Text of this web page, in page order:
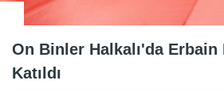
On Binler Halkalı'da Erbain
Katıldı